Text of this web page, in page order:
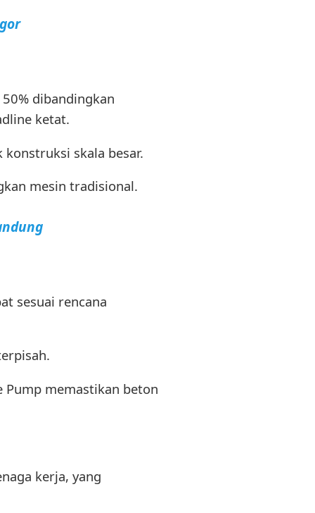
dibandingkan
ketat.
skala besar.
mesin tradisional.
sesuai rencana
Pump memastikan beton
kerja, yang